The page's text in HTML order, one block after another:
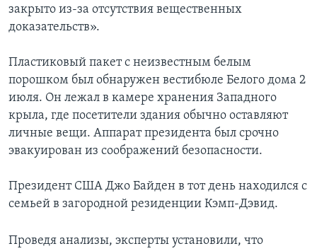
закрыто из-за отсутствия вещественных
доказательств».
Пластиковый пакет с неизвестным белым
порошком был обнаружен вестибюле Белого дома 2
июля. Он лежал в камере хранения Западного
крыла, где посетители здания обычно оставляют
личные вещи. Аппарат президента был срочно
эвакуирован из соображений безопасности.
Президент США Джо Байден в тот день находился с
семьей в загородной резиденции Кэмп-Дэвид.
Проведя анализы, эксперты установили, что